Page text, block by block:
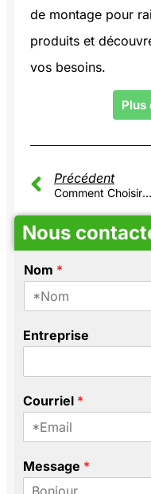
de montage pour
produits et
vos besoins.
Précédent
Comment Choisir Les Clips De Montage Pour Rail Din Dans Les Applications Industrielles ?
Nous
Nom *
C
o
r
i
l
*
Entreprise
Courriel *
Message *